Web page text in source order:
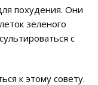
похудения. Они
зеленого
с
к этому совету.